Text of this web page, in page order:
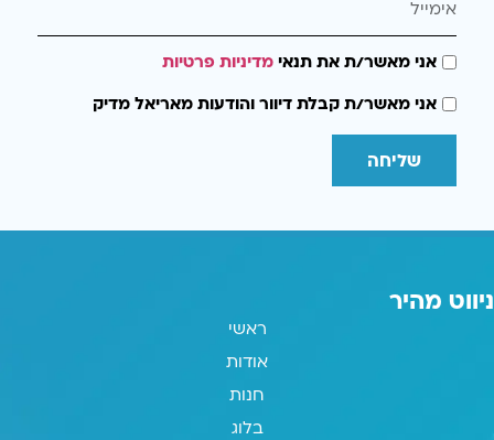
אני מאשר/ת את תנאימדיניות פרטיות
אני מאשר/ת קבלת דיוור והודעות מאריאל מדיק
שליחה
ניווט מהיר
ראשי
אודות
חנות
בלוג